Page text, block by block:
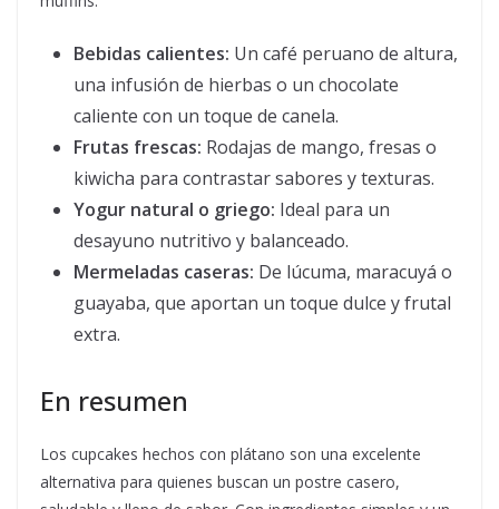
Bebidas calientes: Un café peruano de altura,
una infusión de hierbas o un chocolate
caliente con un toque de canela.
Frutas frescas: Rodajas de mango, fresas o
kiwicha para contrastar sabores y texturas.
Yogur natural o griego: Ideal para un
desayuno nutritivo y balanceado.
Mermeladas caseras: De lúcuma, maracuyá o
guayaba, que aportan un toque dulce y frutal
extra.
En resumen
Los cupcakes hechos con plátano son una excelente
alternativa para quienes buscan un postre casero,